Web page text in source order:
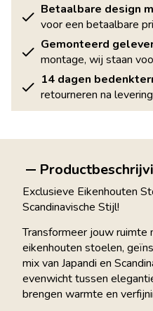
Betaalbare design
voor een betaalbare
Gemonteerd
montage, wij staan
14 dagen
retourneren na
Exclusieve Eikenhouten
Scandinavische Stijl!
Transformeer jouw ruimte
eikenhouten stoelen,
mix van Japandi en
evenwicht tussen
brengen warmte en